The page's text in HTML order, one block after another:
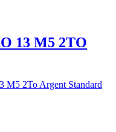
13 M5 2TO